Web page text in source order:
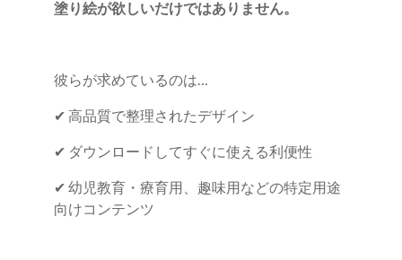
塗り絵が欲しいだけではありません。
彼らが求めているのは…
✔ 高品質で整理されたデザイン
✔ ダウンロードしてすぐに使える利便性
✔ 幼児教育・療育用、趣味用などの特定用途
向けコンテンツ